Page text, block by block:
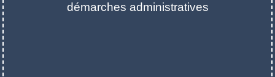
démarches administratives